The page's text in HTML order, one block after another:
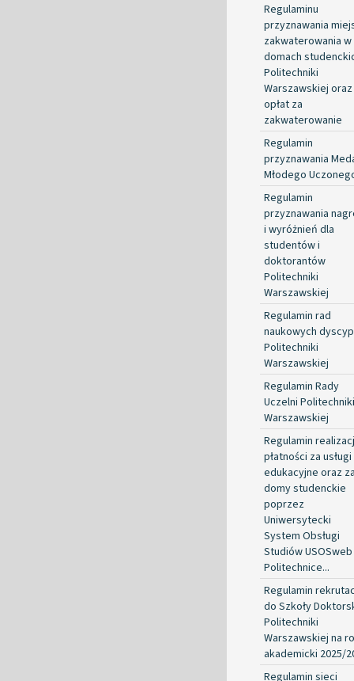
Regulaminu
przyznawania
zakwaterowania w
domach
Politechniki
Warszawskiej oraz
opłat za
zakwaterowanie
Regulamin
przyznawania
Młodego
Regulamin
przyznawania
i wyróżnień dla
studentów i
doktorantów
Politechniki
Warszawskiej
Regulamin rad
naukowych
Politechniki
Warszawskiej
Regulamin Rady
Uczelni Politechniki
Warszawskiej
Regulamin
płatności za usługi
edukacyjne oraz za
domy studenckie
poprzez
Uniwersytecki
System Obsługi
Studiów
Politechnice...
Regulamin
do Szkoły
Politechniki
Warszawskiej na
akademicki 2025/
Regulamin sieci